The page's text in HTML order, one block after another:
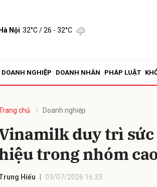
Hà Nội 32°C/ 26 - 32°C
DOANH NGHIỆP DOANH NHÂN PHÁP LUẬT
chủ Doanh nghiệp
duy trì
trong nhóm
Hiếu 03/07/2026 16:33